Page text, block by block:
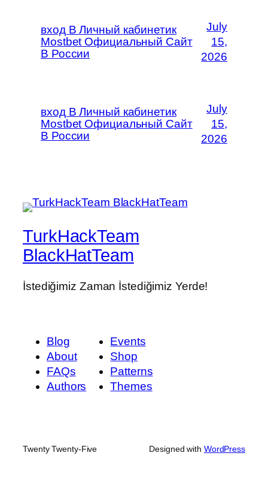
вход В Личный кабинетик
Mostbet Официальный Сайт
В России
July
15,
2026
вход В Личный кабинетик
Mostbet Официальный Сайт
В России
July
15,
2026
TurkHackTeam
BlackHatTeam
İstediğimiz Zaman İstediğimiz Yerde!
Blog
About
FAQs
Authors
Events
Shop
Patterns
Themes
Twenty Twenty-Five Designed with WordPress